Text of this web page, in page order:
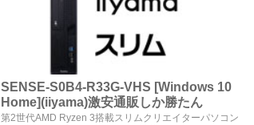
SENSE-S0B4-R33G-VHS [Windows 10
Home](iiyama)激安通販しか勝たん
第2世代AMD Ryzen 3搭載スリムクリエイターパソコン